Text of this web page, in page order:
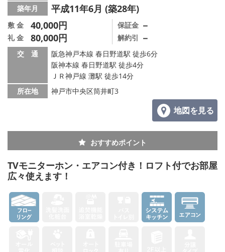
築年月 平成11年6月 (築28年)
敷 金 40,000円
礼 金 80,000円
保証金 －
解約引 －
交 通
阪急神戸本線 春日野道駅 徒歩6分
阪神本線 春日野道駅 徒歩4分
ＪＲ神戸線 灘駅 徒歩14分
所在地
神戸市中央区筒井町3
地図を見る
おすすめポイント
TVモニターホン・エアコン付き！ロフト付でお部屋
広々使えます！